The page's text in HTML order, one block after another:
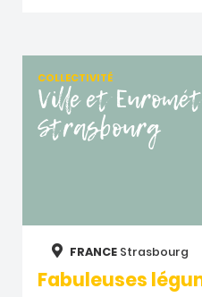
COLLECTIVITÉ
Ville et
Strasbourg
FRANCE Strasbourg
Fabuleuses